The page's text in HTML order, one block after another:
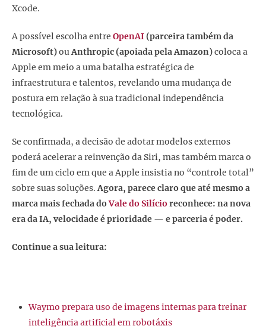
Xcode.
A possível escolha entre OpenAI(parceira também da
Microsoft)ouAnthropic (apoiada pela Amazon)coloca a
Apple em meio a uma batalha estratégica de
infraestrutura e talentos, revelando uma mudança de
postura em relação à sua tradicional independência
tecnológica.
Se confirmada, a decisão de adotar modelos externos
poderá acelerar a reinvenção da Siri, mas também marca o
fim de um ciclo em que a Apple insistia no “controle total”
sobre suas soluções.Agora, parece claro que até mesmo a
marca mais fechada doVale do Silício reconhece: na nova
era da IA, velocidade é prioridade — e parceria é poder.
Continue a sua leitura:
Waymo prepara uso de imagens internas para treinar
inteligência artificial em robotáxis